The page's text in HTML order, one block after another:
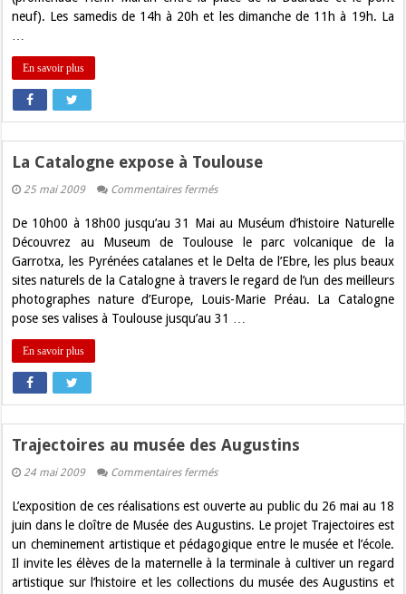
neuf). Les samedis de 14h à 20h et les dimanche de 11h à 19h. La
En savoir plus
La Catalogne expose à Toulouse
25 mai 2009 Commentaires ferméssur
expose
à
De 10h00 à 18h00 jusqu’au 31 Mai au Muséum d’histoire Naturelle
Découvrez au Museum de Toulouse le parc volcanique de la
Garrotxa, les Pyrénées catalanes et le Delta de l’Ebre, les plus beaux
sites naturels de la Catalogne à travers le regard de l’un des meilleurs
photographes nature d’Europe, Louis-Marie Préau. La Catalogne
pose ses valises à Toulouse jusqu’au 31 …
En savoir plus
Trajectoires au musée des Augustins
24 mai 2009 Commentaires ferméssur
musée
des
Augustins
L’exposition de ces réalisations est ouverte au public du 26 mai au 18
juin dans le cloître de Musée des Augustins. Le projet Trajectoires est
un cheminement artistique et pédagogique entre le musée et l’école.
Il invite les élèves de la maternelle à la terminale à cultiver un regard
artistique sur l’histoire et les collections du musée des Augustins et